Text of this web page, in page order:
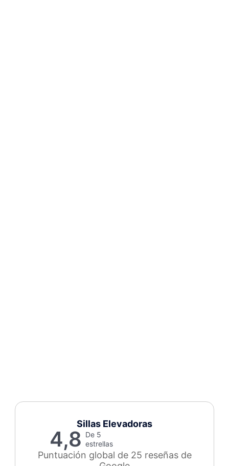
Sillas Elevadoras
4,8 De 5
estrellas
Puntuación global de 25 reseñas de